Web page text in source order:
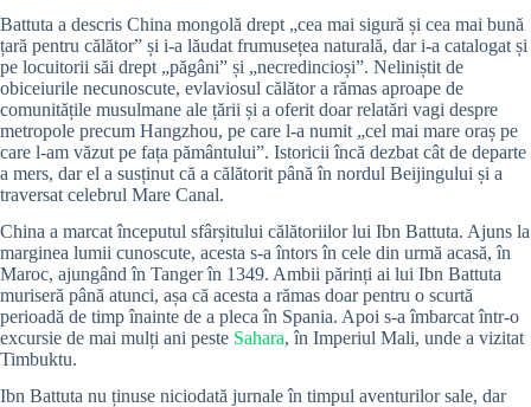
Battuta a descris China mongolă drept „cea mai sigură și cea mai bună
țară pentru călător” și i-a lăudat frumusețea naturală, dar i-a catalogat și
pe locuitorii săi drept „păgâni” și „necredincioși”. Neliniștit de
obiceiurile necunoscute, evlaviosul călător a rămas aproape de
comunitățile musulmane ale țării și a oferit doar relatări vagi despre
metropole precum Hangzhou, pe care l-a numit „cel mai mare oraș pe
care l-am văzut pe fața pământului”. Istoricii încă dezbat cât de departe
a mers, dar el a susținut că a călătorit până în nordul Beijingului și a
traversat celebrul Mare Canal.
China a marcat începutul sfârșitului călătoriilor lui Ibn Battuta. Ajuns la
marginea lumii cunoscute, acesta s-a întors în cele din urmă acasă, în
Maroc, ajungând în Tanger în 1349. Ambii părinți ai lui Ibn Battuta
muriseră până atunci, așa că acesta a rămas doar pentru o scurtă
perioadă de timp înainte de a pleca în Spania. Apoi s-a îmbarcat într-o
excursie de mai mulți ani peste Sahara, în Imperiul Mali, unde a vizitat
Timbuktu.
Ibn Battuta nu ținuse niciodată jurnale în timpul aventurilor sale, dar